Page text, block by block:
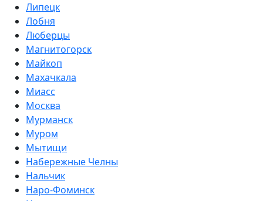
Липецк
Лобня
Люберцы
Магнитогорск
Майкоп
Махачкала
Миасс
Москва
Мурманск
Муром
Мытищи
Набережные Челны
Нальчик
Наро-Фоминск